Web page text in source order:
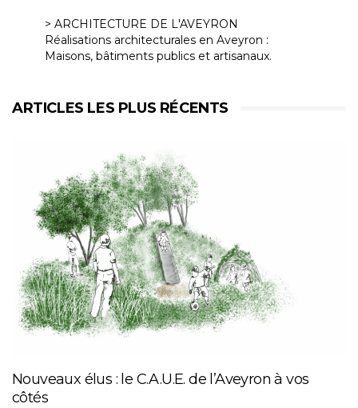
> ARCHITECTURE DE L'AVEYRON
Réalisations architecturales en Aveyron :
Maisons, bâtiments publics et artisanaux.
ARTICLES LES PLUS RÉCENTS
Nouveaux élus : le C.A.U.E. de l’Aveyron à vos
côtés